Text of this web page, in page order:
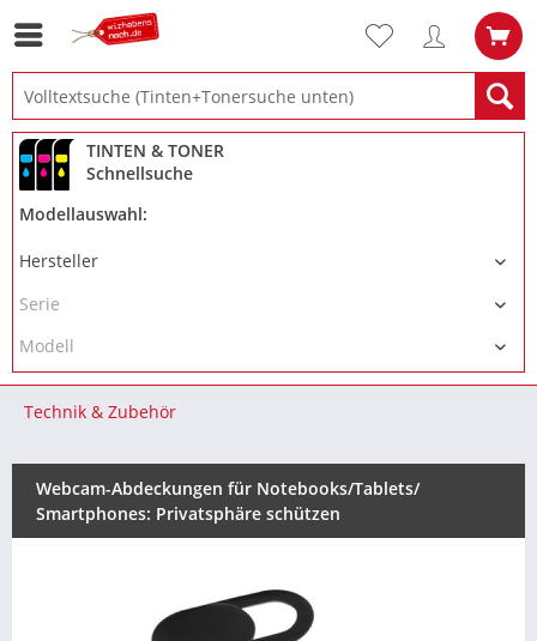
TINTEN & TONER
Schnellsuche
Modellauswahl:
Technik & Zubehör
Webcam-Abdeckungen für Notebooks/Tablets/
Smartphones: Privatsphäre schützen